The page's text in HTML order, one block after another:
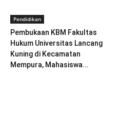
Pendidikan
Pembukaan KBM Fakultas
Hukum Universitas Lancang
Kuning di Kecamatan
Mempura, Mahasiswa...